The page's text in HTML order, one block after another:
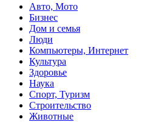
Авто, Мото
Бизнес
Дом и семья
Люди
Компьютеры, Интернет
Культура
Здоровье
Наука
Спорт, Туризм
Строительство
Животные